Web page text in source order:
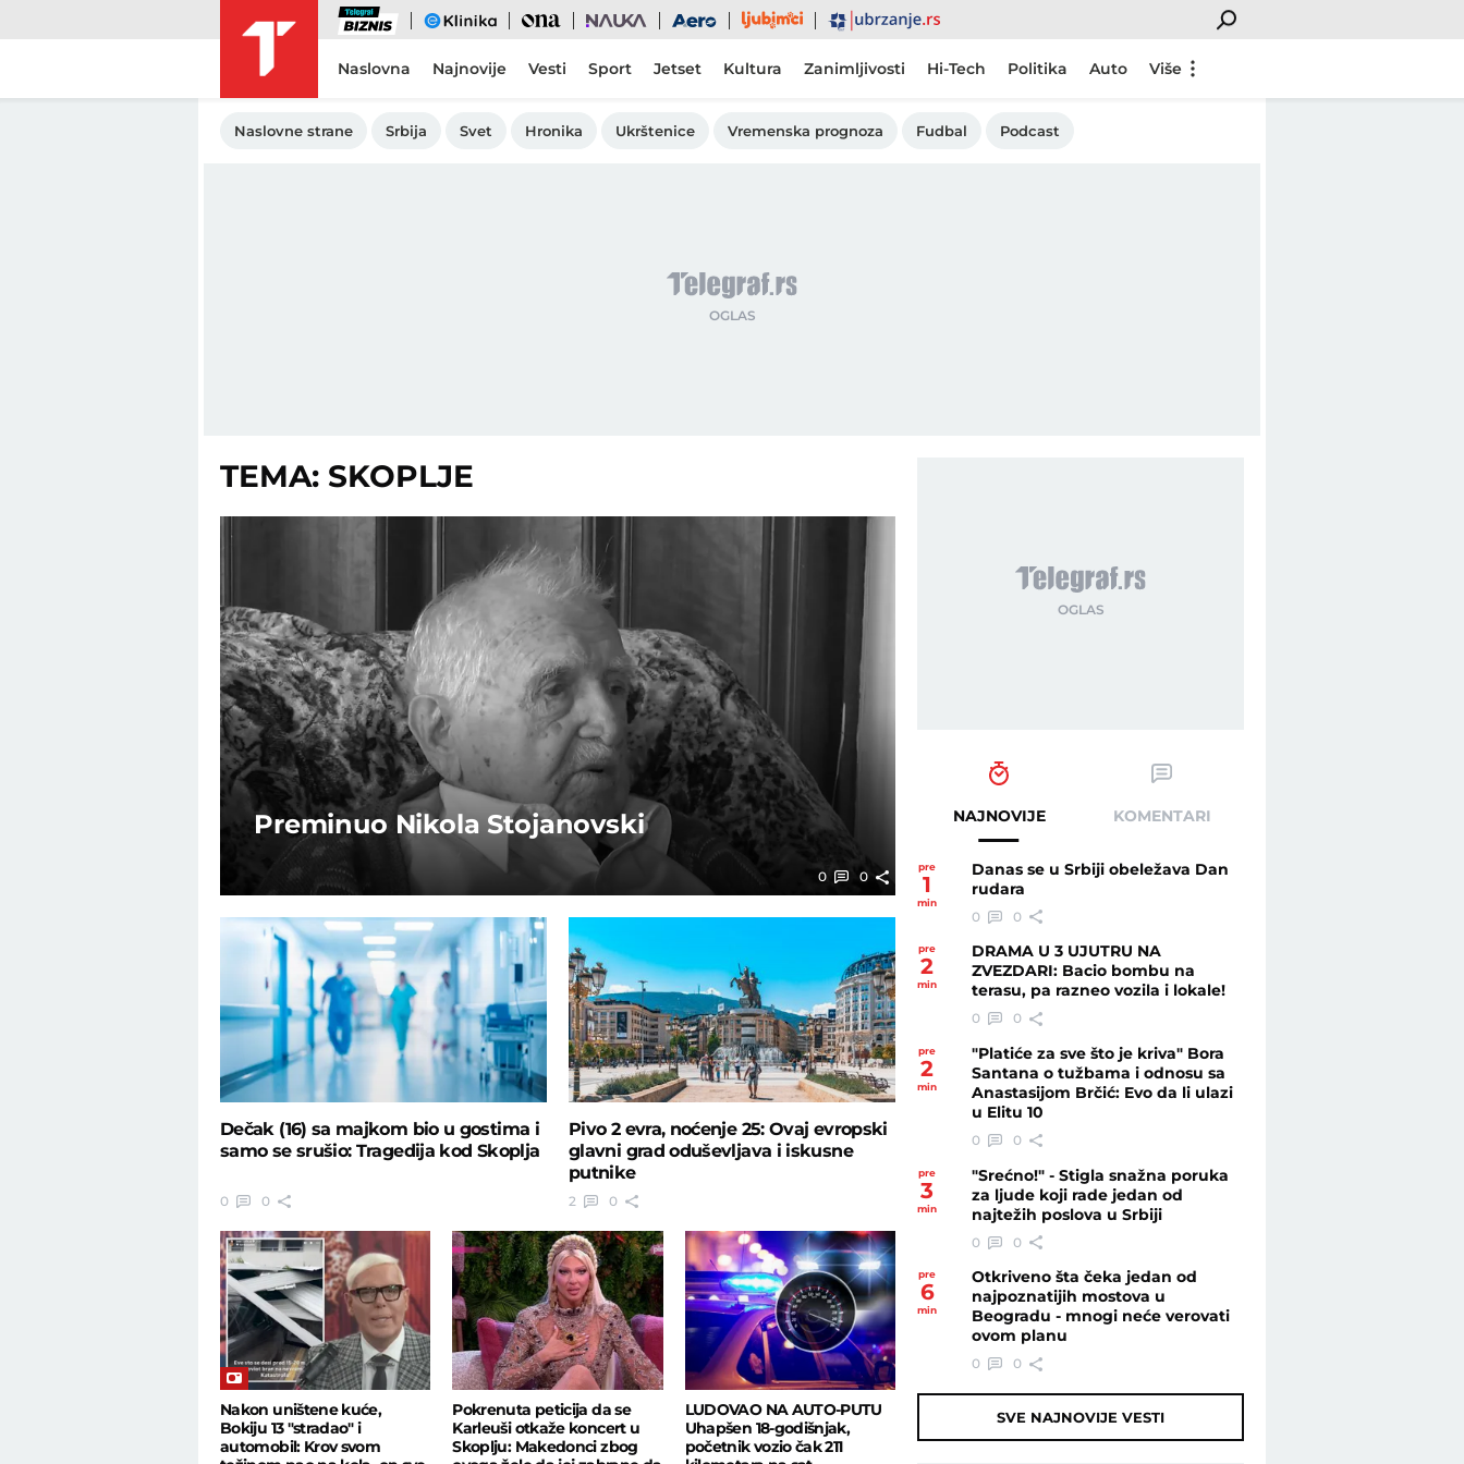
Biznis eKlinika Ona Nauka Aero Ljubimci Ubrzanje
Naslovna Najnovije Vesti Sport Jetset Kultura Zanimljivosti Hi-Tech Politika Auto Više
Naslovne strane Srbija Svet Hronika Ukrštenice Vremenska prognoza Fudbal Podcast
TEMA: SKOPLJE
Preminuo Nikola Stojanovski
0 0
Dečak (16) sa majkom bio u gostima i
samo se srušio: Tragedija kod Skoplja
0 0
Pivo 2 evra, noćenje 25: Ovaj evropski
glavni grad oduševljava i iskusne
putnike
2 0
Nakon uništene kuće,
Bokiju 13 "stradao" i
automobil: Krov svom
Pokrenuta peticija da se
Karleuši otkaže koncert u
Skoplju: Makedonci zbog
LUDOVAO NA AUTO-PUTU
Uhapšen 18-godišnjak,
početnik vozio čak 211
NAJNOVIJE KOMENTARI
pre
1
min
Danas se u Srbiji obeležava Dan
rudara
0 0
pre
2
min
DRAMA U 3 UJUTRU NA
ZVEZDARI: Bacio bombu na
terasu, pa razneo vozila i lokale!
0 0
pre
2
min
"Platiće za sve što je kriva" Bora
Santana o tužbama i odnosu sa
Anastasijom Brčić: Evo da li ulazi
u Elitu 10
0 0
pre
3
min
"Srećno!" - Stigla snažna poruka
za ljude koji rade jedan od
najtežih poslova u Srbiji
0 0
pre
6
min
Otkriveno šta čeka jedan od
najpoznatijih mostova u
Beogradu - mnogi neće verovati
ovom planu
0 0
SVE NAJNOVIJE VESTI